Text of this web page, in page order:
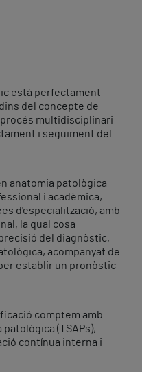
està perfectament
del concepte de
multidisciplinari
i seguiment del
anatomia patològica
i acadèmica,
d'especialització, amb
la qual cosa
del diagnòstic,
acompanyat de
establir un pronòstic
comptem amb
(TSAPs),
contínua interna i